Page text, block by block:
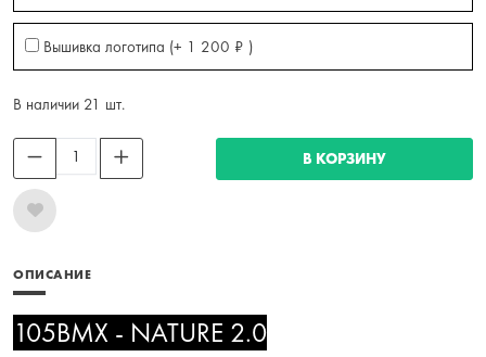
Вышивка логотипа (+ 1 200 ₽ )
В наличии 21 шт.
В КОРЗИНУ
ОПИСАНИЕ
105BMX - NATURE 2.0